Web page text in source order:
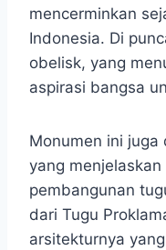
mencerminkan
Indonesia. Di
obelisk, yang
aspirasi bangsa
Monumen ini juga
yang
pembangunan
dari Tugu
arsitekturnya